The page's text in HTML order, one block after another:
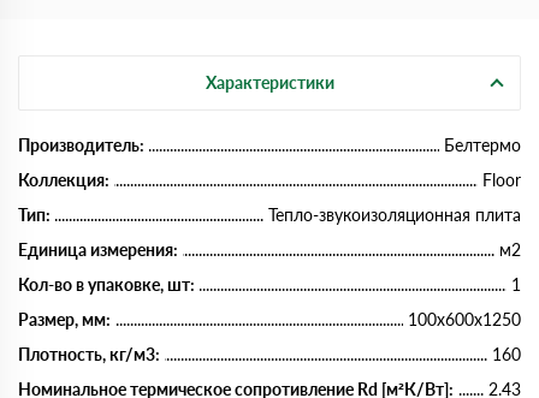
Характеристики
Производитель:
Белтермо
Коллекция:
Floor
Тип:
Тепло-звукоизоляционная плита
Единица измерения:
м2
Кол-во в упаковке, шт:
1
Размер, мм:
100х600х1250
Плотность, кг/м3:
160
Номинальное термическое сопротивление Rd [м²К/Вт]:
2.43